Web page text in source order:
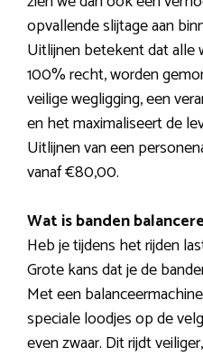
opvallende slijtage aan
Uitlijnen betekent dat alle
100% recht, worden
veilige wegligging, een
en het maximaliseert de
Uitlijnen van een
vanaf €80,00.
Wat is banden
Heb je tijdens het rijden
Grote kans dat je de
Met een
speciale loodjes op de
even zwaar. Dit rijdt